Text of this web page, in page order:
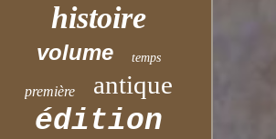
histoire
volume temps
première antique
édition